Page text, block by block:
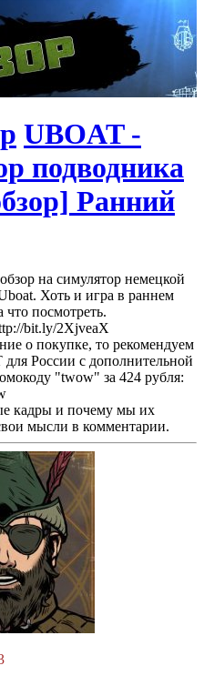
UBOAT -
подводника
Ранний
на симулятор немецкой
Хоть и игра в раннем
что посмотреть.
bit.ly/2XjveaX
о покупке, то рекомендуем
России с дополнительной
"twow" за 424 рубля:
кадры и почему мы их
мысли в комментарии.